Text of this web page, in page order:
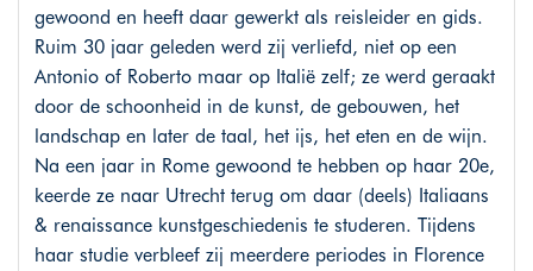
gewoond en heeft daar gewerkt als reisleider en gids.
Ruim 30 jaar geleden werd zij verliefd, niet op een
Antonio of Roberto maar op Italië zelf; ze werd geraakt
door de schoonheid in de kunst, de gebouwen, het
landschap en later de taal, het ijs, het eten en de wijn.
Na een jaar in Rome gewoond te hebben op haar 20e,
keerde ze naar Utrecht terug om daar (deels) Italiaans
& renaissance kunstgeschiedenis te studeren. Tijdens
haar studie verbleef zij meerdere periodes in Florence